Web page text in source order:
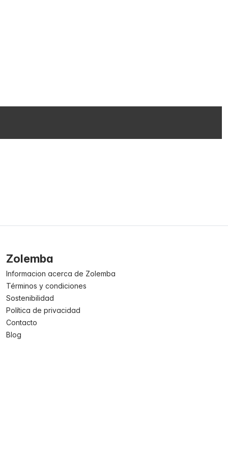
Zolemba
Informacion acerca de Zolemba
Términos y condiciones
Sostenibilidad
Política de privacidad
Contacto
Blog